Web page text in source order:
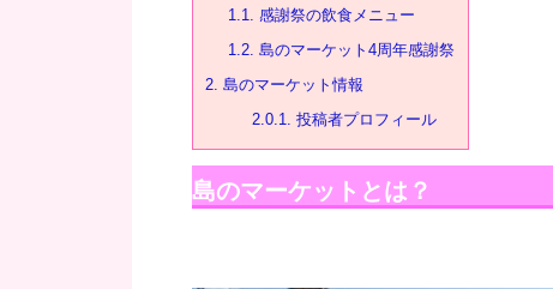
1.1. 感謝祭の飲食メニュー
1.2. 島のマーケット4周年感謝祭
2. 島のマーケット情報
2.0.1. 投稿者プロフィール
島のマーケットとは？